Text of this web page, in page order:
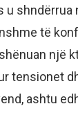
u shndërrua
të
një
tensionet
ashtu